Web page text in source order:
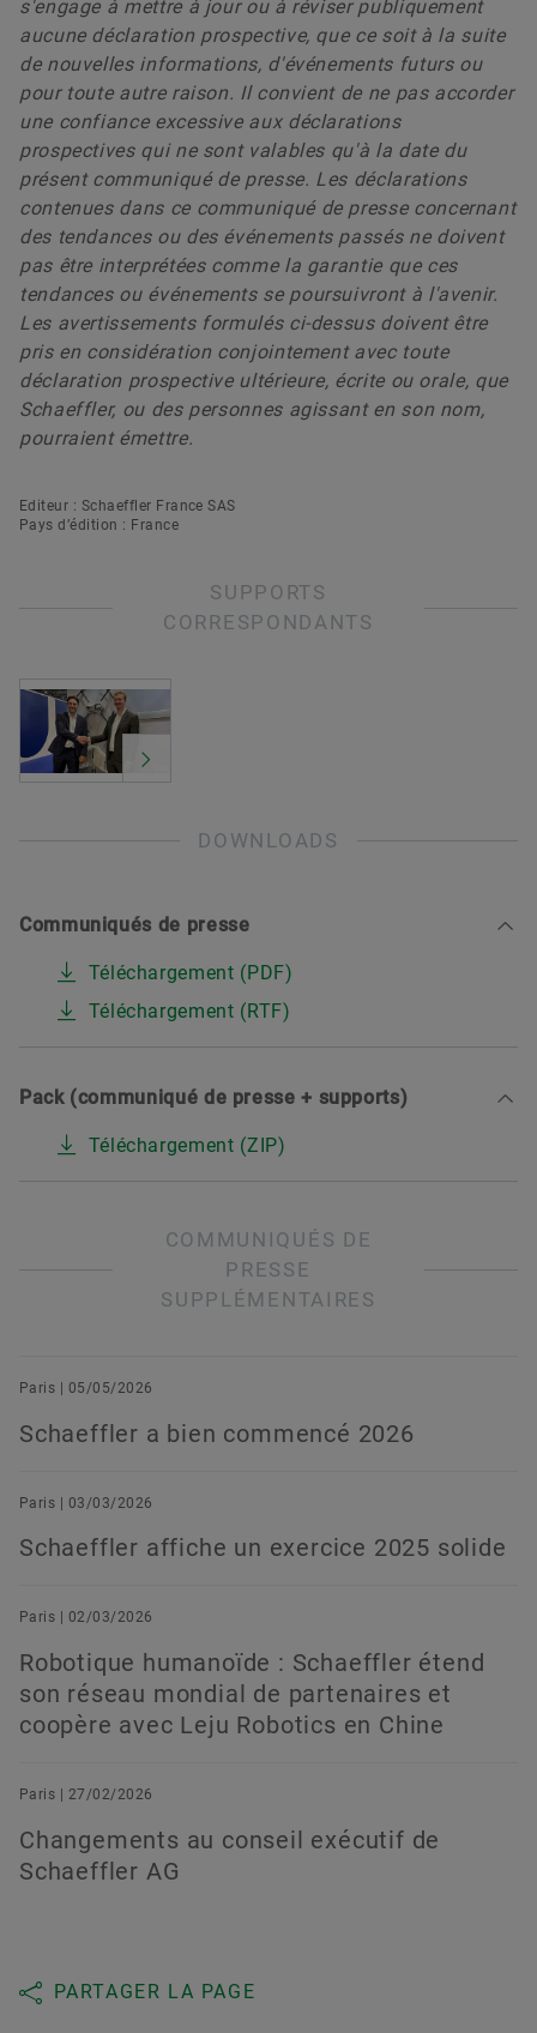
s'engage à mettre à jour ou à réviser publiquement
aucune déclaration prospective, que ce soit à la suite
de nouvelles informations, d'événements futurs ou
pour toute autre raison. Il convient de ne pas accorder
une confiance excessive aux déclarations
prospectives qui ne sont valables qu'à la date du
présent communiqué de presse. Les déclarations
contenues dans ce communiqué de presse concernant
des tendances ou des événements passés ne doivent
pas être interprétées comme la garantie que ces
tendances ou événements se poursuivront à l'avenir.
Les avertissements formulés ci-dessus doivent être
pris en considération conjointement avec toute
déclaration prospective ultérieure, écrite ou orale, que
Schaeffler, ou des personnes agissant en son nom,
pourraient émettre.
Editeur : Schaeffler France SAS
Pays d’édition : France
SUPPORTS
CORRESPONDANTS
DOWNLOADS
Communiqués de presse
Téléchargement (PDF)
Téléchargement (RTF)
Pack (communiqué de presse + supports)
Téléchargement (ZIP)
COMMUNIQUÉS DE
PRESSE
SUPPLÉMENTAIRES
Paris | 05/05/2026
Schaeffler a bien commencé 2026
Paris | 03/03/2026
Schaeffler affiche un exercice 2025 solide
Paris | 02/03/2026
Robotique humanoïde : Schaeffler étend
son réseau mondial de partenaires et
coopère avec Leju Robotics en Chine
Paris | 27/02/2026
Changements au conseil exécutif de
Schaeffler AG
PARTAGER LA PAGE